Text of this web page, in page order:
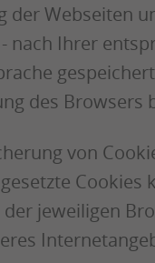
der Webseiten
nach Ihrer
des
von
Cookies
jeweiligen